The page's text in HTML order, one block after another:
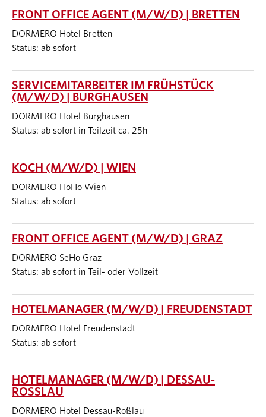
FRONT OFFICE AGENT (M/W/D) | BRETTEN
DORMERO Hotel Bretten
Status: ab sofort
SERVICEMITARBEITER IM FRÜHSTÜCK
(M/W/D) | BURGHAUSEN
DORMERO Hotel Burghausen
Status: ab sofort in Teilzeit ca. 25h
KOCH (M/W/D) | WIEN
DORMERO HoHo Wien
Status: ab sofort
FRONT OFFICE AGENT (M/W/D) | GRAZ
DORMERO SeHo Graz
Status: ab sofort in Teil- oder Vollzeit
HOTELMANAGER (M/W/D) | FREUDENSTADT
DORMERO Hotel Freudenstadt
Status: ab sofort
HOTELMANAGER (M/W/D) | DESSAU-
ROSSLAU
DORMERO Hotel Dessau-Roßlau